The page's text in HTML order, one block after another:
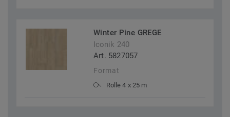
Winter Pine GREGE
Iconik 240
Art. 5827057
Format
Rolle 4 x 25 m